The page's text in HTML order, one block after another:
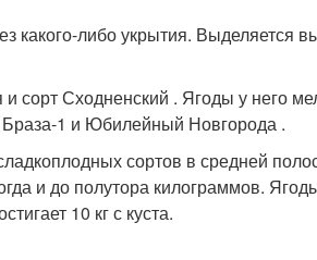
какого-либо укрытия. Выделяется
сорт Сходненский . Ягоды у него
1 и Юбилейный Новгорода .
сортов в средней
и до полутора килограммов.
10 кг с куста.